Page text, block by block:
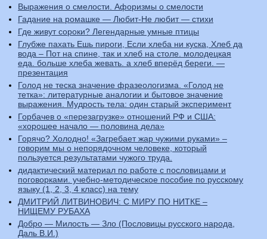
Выражения о смелости. Афоризмы о смелости
Гадание на ромашке — Любит-Не любит — стихи
Где живут сороки? Легендарные умные птицы
Глубже пахать Ешь пироги, Если хлеба ни куска, Хлеб да
вода – Пот на спине, так и хлеб на столе. молодецкая
еда. больше хлеба жевать. а хлеб вперёд береги. —
презентация
Голод не теска значение фразеологизма. «Голод не
тетка»: литературные аналогии и бытовое значение
выражения. Мудрость тела: один старый эксперимент
Горбачев о «перезагрузке» отношений РФ и США:
«хорошее начало — половина дела»
Горячо? Холодно! «Загребает жар чужими руками» –
говорим мы о непорядочном человеке, который
пользуется результатами чужого труда.
дидактический материал по работе с пословицами и
поговорками. учебно-методическое пособие по русскому
языку (1, 2, 3, 4 класс) на тему
ДМИТРИЙ ЛИТВИНОВИЧ: С МИРУ ПО НИТКЕ –
НИЩЕМУ РУБАХА
Добро — Милость — Зло (Пословицы русского народа,
Даль В.И.)